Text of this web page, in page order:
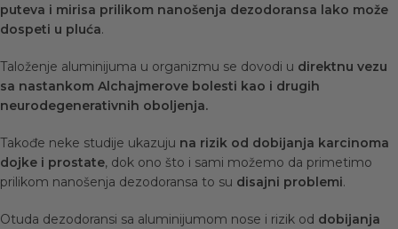
puteva i mirisa prilikom nanošenja dezodoransa lako može
dospeti u pluća.
Taloženje aluminijuma u organizmu se dovodi u direktnu vezu
sa nastankom Alchajmerove bolesti kao i drugih
neurodegenerativnih oboljenja.
Takođe neke studije ukazuju na rizik od dobijanja karcinoma
dojke i prostate, dok ono što i sami možemo da primetimo
prilikom nanošenja dezodoransa to su disajni problemi.
Otuda dezodoransi sa aluminijumom nose i rizik od dobijanja